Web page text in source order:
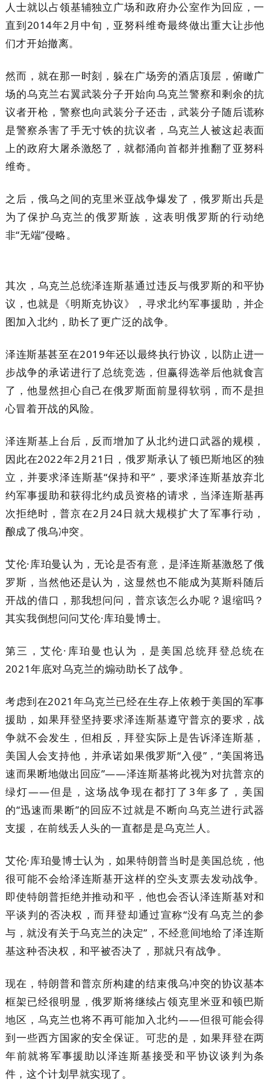
人士就以占领基辅独立广场和政府办公室作为回应，一
直到2014年2月中旬，亚努科维奇最终做出重大让步他
们才开始撤离。
然而，就在那一时刻，躲在广场旁的酒店顶层，俯瞰广
场的乌克兰右翼武装分子开始向乌克兰警察和剩余的抗
议者开枪，警察也向武装分子还击，武装分子随后谎称
是警察杀害了手无寸铁的抗议者，乌克兰人被这起表面
上的政府大屠杀激怒了，就都涌向首都并推翻了亚努科
维奇。
之后，俄乌之间的克里米亚战争爆发了，俄罗斯出兵是
为了保护乌克兰的俄罗斯族，这表明俄罗斯的行动绝
非“无端”侵略。
其次，乌克兰总统泽连斯基通过违反与俄罗斯的和平协
议，也就是《明斯克协议》，寻求北约军事援助，并企
图加入北约，助长了更广泛的战争。
泽连斯基甚至在2019年还以最终执行协议，以防止进一
步战争的承诺进行了总统竞选，但赢得选举后他就食言
了，他显然担心自己在俄罗斯面前显得软弱，而不是担
心冒着开战的风险。
泽连斯基上台后，反而增加了从北约进口武器的规模，
因此在2022年2月21日，俄罗斯承认了顿巴斯地区的独
立，并要求泽连斯基“保持和平”，要求泽连斯基放弃北
约军事援助和获得北约成员资格的请求，当泽连斯基再
次拒绝时，普京在2月24日就大规模扩大了军事行动，
酿成了俄乌冲突。
艾伦·库珀曼认为，无论是否有意，是泽连斯基激怒了俄
罗斯，当然他还是认为，这显然也不能成为莫斯科随后
开战的借口，那我想问问，普京该怎么办呢？退缩吗？
其实我倒想问问艾伦·库珀曼博士。
第三，艾伦·库珀曼也认为，是美国总统拜登总统在
2021年底对乌克兰的煽动助长了战争。
考虑到在2021年乌克兰已经在生存上依赖于美国的军事
援助，如果拜登坚持要求泽连斯基遵守普京的要求，战
争就不会发生，但相反，拜登实际上是告诉泽连斯基，
美国人会支持他，并承诺如果俄罗斯“入侵”，“美国将迅
速而果断地做出回应”——泽连斯基将此视为对抗普京的
绿灯——但是，这场战争现在都打了3年多了，美国
的“迅速而果断”的回应不过就是不断向乌克兰进行武器
支援，在前线丢人头的一直都是是乌克兰人。
艾伦·库珀曼博士认为，如果特朗普当时是美国总统，他
很可能不会给泽连斯基开这样的空头支票去发动战争。
即使特朗普拒绝并推动和平，他也会否认泽连斯基对和
平谈判的否决权，而拜登却通过宣称“没有乌克兰的参
与，就没有关于乌克兰的决定”，不经意间地给了泽连斯
基这种否决权，和平被否决了，那就只有战争。
现在，特朗普和普京所构建的结束俄乌冲突的协议基本
框架已经很明显，俄罗斯将继续占领克里米亚和顿巴斯
地区，乌克兰也将不再可能加入北约——但很可能会得
到一些西方国家的安全保证。可悲的是，如果拜登在两
年前就将军事援助以泽连斯基接受和平协议谈判为条
件，这个计划早就实现了。